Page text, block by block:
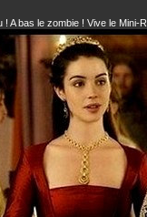
A bas le zombie ! Vive le Mini-